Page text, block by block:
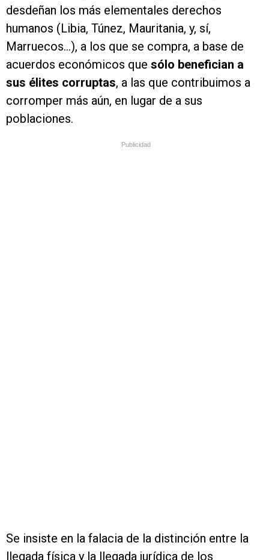
desdeñan los más elementales derechos
humanos (Libia, Túnez, Mauritania, y, sí,
Marruecos…), a los que se compra, a base de
acuerdos económicos que sólo benefician a
sus élites corruptas, a las que contribuimos a
corromper más aún, en lugar de a sus
poblaciones.
Publicidad
Se insiste en la falacia de la distinción entre la
llegada física y la llegada jurídica de los